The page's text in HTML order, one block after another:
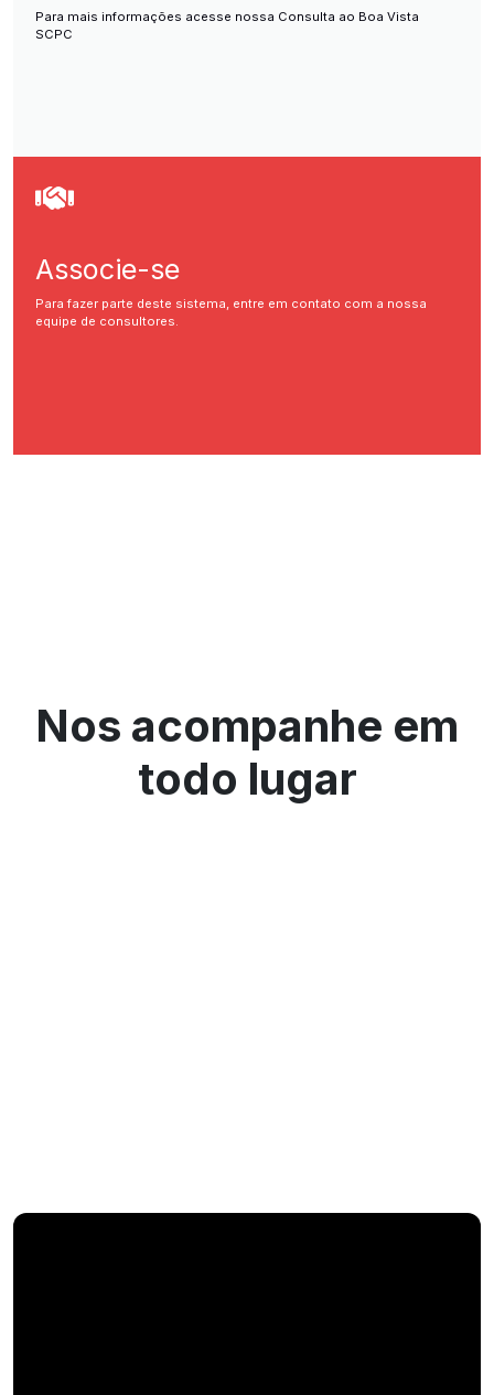
Para mais informações acesse nossa Consulta ao Boa Vista
SCPC
Associe-se
Para fazer parte deste sistema, entre em contato com a nossa
equipe de consultores.
Nos acompanhe em
todo lugar